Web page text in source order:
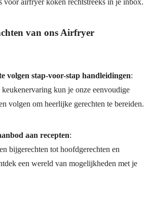
voor airfryer koken rechtstreeks in je inbox.
van ons Airfryer
volgen stap-voor-stap handleidingen:
keukenervaring kun je onze eenvoudige
volgen om heerlijke gerechten te bereiden.
aan recepten:
bijgerechten tot hoofdgerechten en
een wereld van mogelijkheden met je